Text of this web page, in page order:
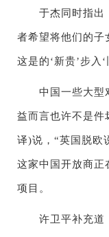
于杰同时指出，
者希望将他们的子
这是的‘新贵’步入
中国一些大型对
益而言也许不是件
译)说，“英国脱欧
这家中国开放商正
项目。
许卫平补充道，